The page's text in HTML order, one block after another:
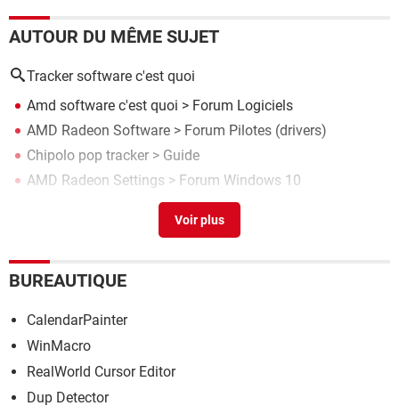
AUTOUR DU MÊME SUJET
Tracker software c'est quoi
Amd software c'est quoi > Forum Logiciels
AMD Radeon Software > Forum Pilotes (drivers)
Chipolo pop tracker > Guide
AMD Radeon Settings > Forum Windows 10
Iobit software updater> Télécharger - Pilotes & Matériel
BUREAUTIQUE
CalendarPainter
WinMacro
RealWorld Cursor Editor
Dup Detector